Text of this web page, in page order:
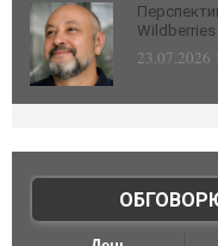
Wildberries
23.07.2026